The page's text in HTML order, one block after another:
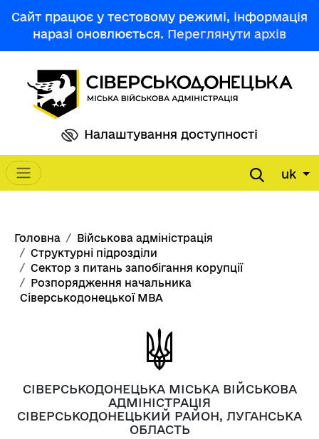
Сайт працює у тестовому режимі, інформація
наразі оновлюється. Переглянути архів
Налаштування доступності
Main navigation uk
Рядок навіґації
Головна
Військова адміністрація
Структурні підрозділи
Сектор з питань запобігання корупції
Розпорядження начальника
Сіверськодонецької МВА
СІВЕРСЬКОДОНЕЦЬКА МІСЬКА ВІЙСЬКОВА
АДМІНІСТРАЦІЯ
СІВЕРСЬКОДОНЕЦЬКИЙ РАЙОН, ЛУГАНСЬКА
ОБЛАСТЬ